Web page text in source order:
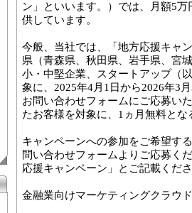
ン」といいます。）では、月額5
供しています。
今般、当社では、「地方応援キャ
県（青森県、秋田県、岩手県、宮
小・中堅企業、スタートアップ（
象に、2025年4月1日から2026年3
お問い合わせフォームにご応募い
たお客様を対象に、1ヵ月無料と
キャンペーンへの参加をご希望す
問い合わせフォームよりご応募く
応援キャンペーン」とご記載くだ
金融業向けマーケティングクラウ